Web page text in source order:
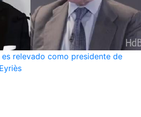
relevado como presidente de